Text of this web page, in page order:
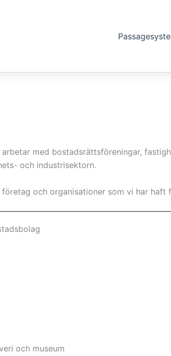
arbetar med bostadsrättsföreningar,
och industrisektorn.
och organisationer som vi har
och museum